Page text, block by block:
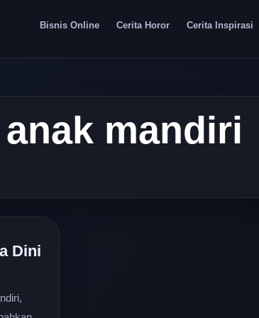
Bisnis Online Cerita Horor Cerita Inspirasi
mandiri
Dini